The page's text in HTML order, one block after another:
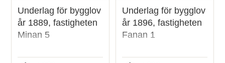
Underlag för bygglov
år 1889, fastigheten
Minan 5
Underlag för bygglov
år 1896, fastigheten
Fanan 1